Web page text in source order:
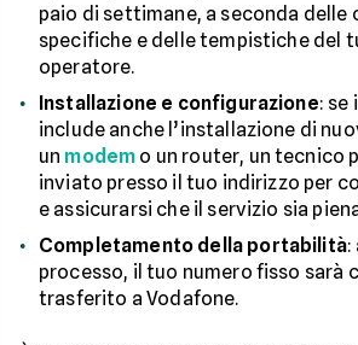
paio di settimane, a seconda delle
specifiche e delle tempistiche del
operatore.
Installazione e configurazione: se
include anche l’installazione di
un modem o un router, un tecnico
inviato presso il tuo indirizzo per
e assicurarsi che il servizio sia
Completamento della portabilità:
processo, il tuo numero fisso sarà
trasferito a Vodafone.